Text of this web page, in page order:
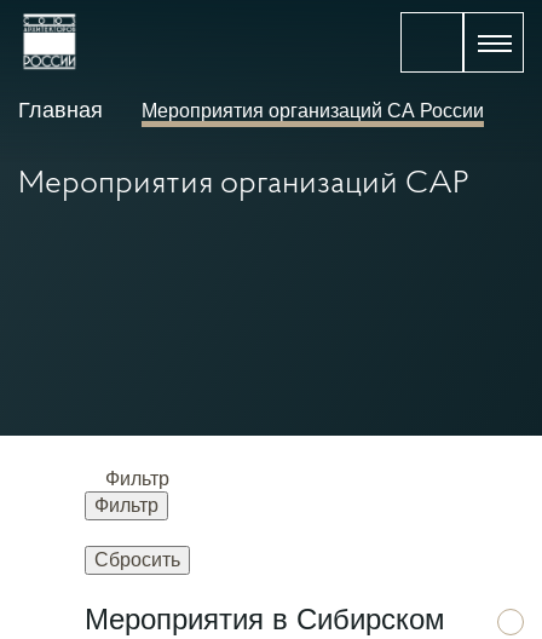
Главная Мероприятия организаций СА России
Мероприятия организаций САР
Фильтр
Мероприятия в Сибирском